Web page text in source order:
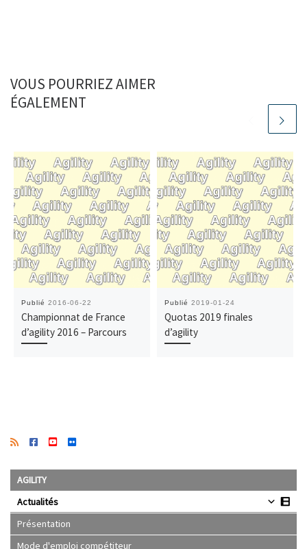
VOUS POURRIEZ AIMER
ÉGALEMENT
Publié 2016-06-22
Championnat de France
d’agility 2016 – Parcours
Publié 2019-01-24
Quotas 2019 finales
d’agility
AGILITY
Actualités
Présentation
Mode d'emploi compétiteur